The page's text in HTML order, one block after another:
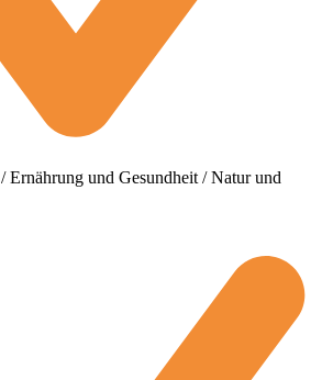
Ernährung und Gesundheit / Natur und